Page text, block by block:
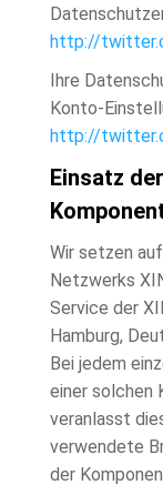
http://
Ihre
Konto-
http://
Einsatz
Wir setzen
Netzwerks
Service der
Hamburg,
Bei jedem
einer solchen
veranlasst
verwendete
der